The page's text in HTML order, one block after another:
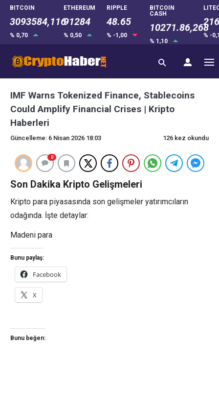
BITCOIN
3093584,116
% 0,70
ETHEREUM
91284
% 0,50
RIPPLE
48.65
% -1,00
BITCOIN
CASH
10271.86,268
% 1,10
% -
IMF Warns Tokenized Finance, Stablecoins
Could Amplify Financial Crises | Kripto
Haberleri
Güncelleme: 6 Nisan 2026 18:03 126 kez okundu
0
Son Dakika Kripto Gelişmeleri
Kripto para piyasasında son gelişmeler yatırımcıların
odağında. İşte detaylar:
Madeni para
Bunu paylaş:
Facebook
X
Bunu beğen: